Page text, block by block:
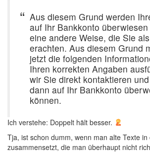
Aus diesem Grund werden
auf Ihr Bankkonto
eine andere Weise, die Sie
erachten. Aus diesem Grund
jetzt die folgenden
Ihren korrekten Angaben
wir Sie direkt kontaktieren
dann auf Ihr Bankkonto
können.
Ich verstehe: Doppelt hält besser.
Tja, ist schon dumm, wenn man alte Texte
zusammensetzt, die man überhaupt nicht